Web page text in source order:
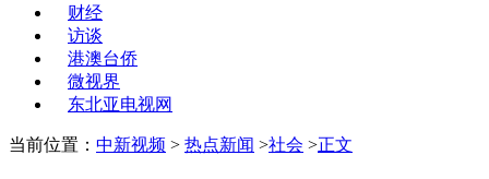
财经
访谈
港澳台侨
微视界
东北亚电视网
当前位置： 中新视频 > 热点新闻 >社会 >正文